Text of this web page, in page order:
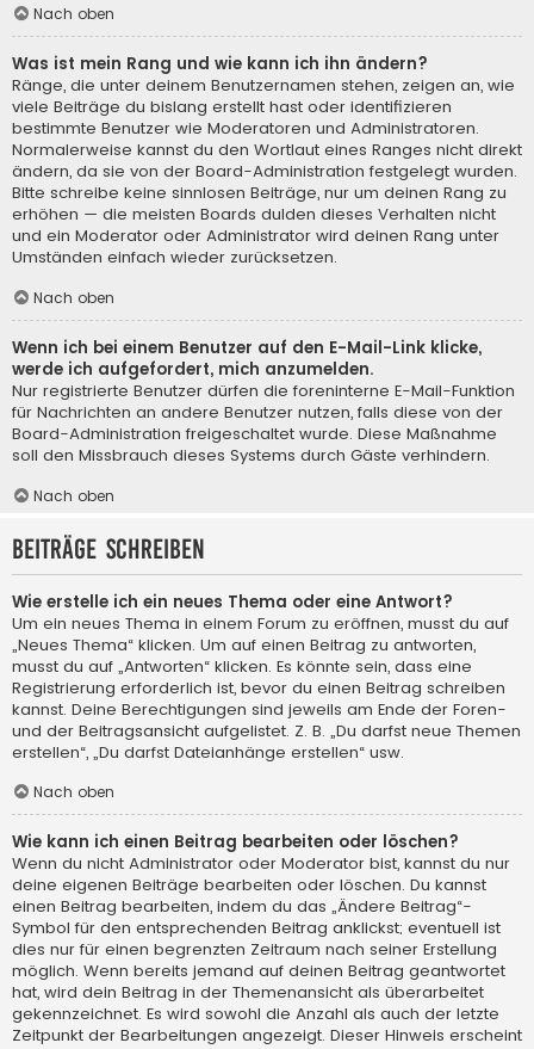
Nach oben
Was ist mein Rang und wie kann ich ihn ändern?
Ränge, die unter deinem Benutzernamen stehen, zeigen an, wie
viele Beiträge du bislang erstellt hast oder identifizieren
bestimmte Benutzer wie Moderatoren und Administratoren.
Normalerweise kannst du den Wortlaut eines Ranges nicht direkt
ändern, da sie von der Board-Administration festgelegt wurden.
Bitte schreibe keine sinnlosen Beiträge, nur um deinen Rang zu
erhöhen — die meisten Boards dulden dieses Verhalten nicht
und ein Moderator oder Administrator wird deinen Rang unter
Umständen einfach wieder zurücksetzen.
Nach oben
Wenn ich bei einem Benutzer auf den E-Mail-Link klicke,
werde ich aufgefordert, mich anzumelden.
Nur registrierte Benutzer dürfen die foreninterne E-Mail-Funktion
für Nachrichten an andere Benutzer nutzen, falls diese von der
Board-Administration freigeschaltet wurde. Diese Maßnahme
soll den Missbrauch dieses Systems durch Gäste verhindern.
Nach oben
Beiträge schreiben
Wie erstelle ich ein neues Thema oder eine Antwort?
Um ein neues Thema in einem Forum zu eröffnen, musst du auf
„Neues Thema“ klicken. Um auf einen Beitrag zu antworten,
musst du auf „Antworten“ klicken. Es könnte sein, dass eine
Registrierung erforderlich ist, bevor du einen Beitrag schreiben
kannst. Deine Berechtigungen sind jeweils am Ende der Foren-
und der Beitragsansicht aufgelistet. Z. B. „Du darfst neue Themen
erstellen“, „Du darfst Dateianhänge erstellen“ usw.
Nach oben
Wie kann ich einen Beitrag bearbeiten oder löschen?
Wenn du nicht Administrator oder Moderator bist, kannst du nur
deine eigenen Beiträge bearbeiten oder löschen. Du kannst
einen Beitrag bearbeiten, indem du das „Ändere Beitrag“-
Symbol für den entsprechenden Beitrag anklickst; eventuell ist
dies nur für einen begrenzten Zeitraum nach seiner Erstellung
möglich. Wenn bereits jemand auf deinen Beitrag geantwortet
hat, wird dein Beitrag in der Themenansicht als überarbeitet
gekennzeichnet. Es wird sowohl die Anzahl als auch der letzte
Zeitpunkt der Bearbeitungen angezeigt. Dieser Hinweis erscheint